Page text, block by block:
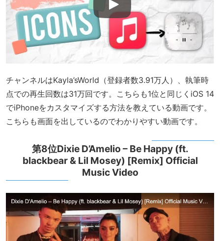
チャンネルはKayla’sWorld（登録者数3.91万人）、執筆時
点での再生回数は31万回です。こちらも1位と同じくiOS 14
でiPhoneをカスタマイズする方法を教えている動画です。
こちらも画面を出しているのでわかりやすい動画です。
第8位Dixie D’Amelio – Be Happy (ft.
blackbear & Lil Mosey) [Remix] Official
Music Video